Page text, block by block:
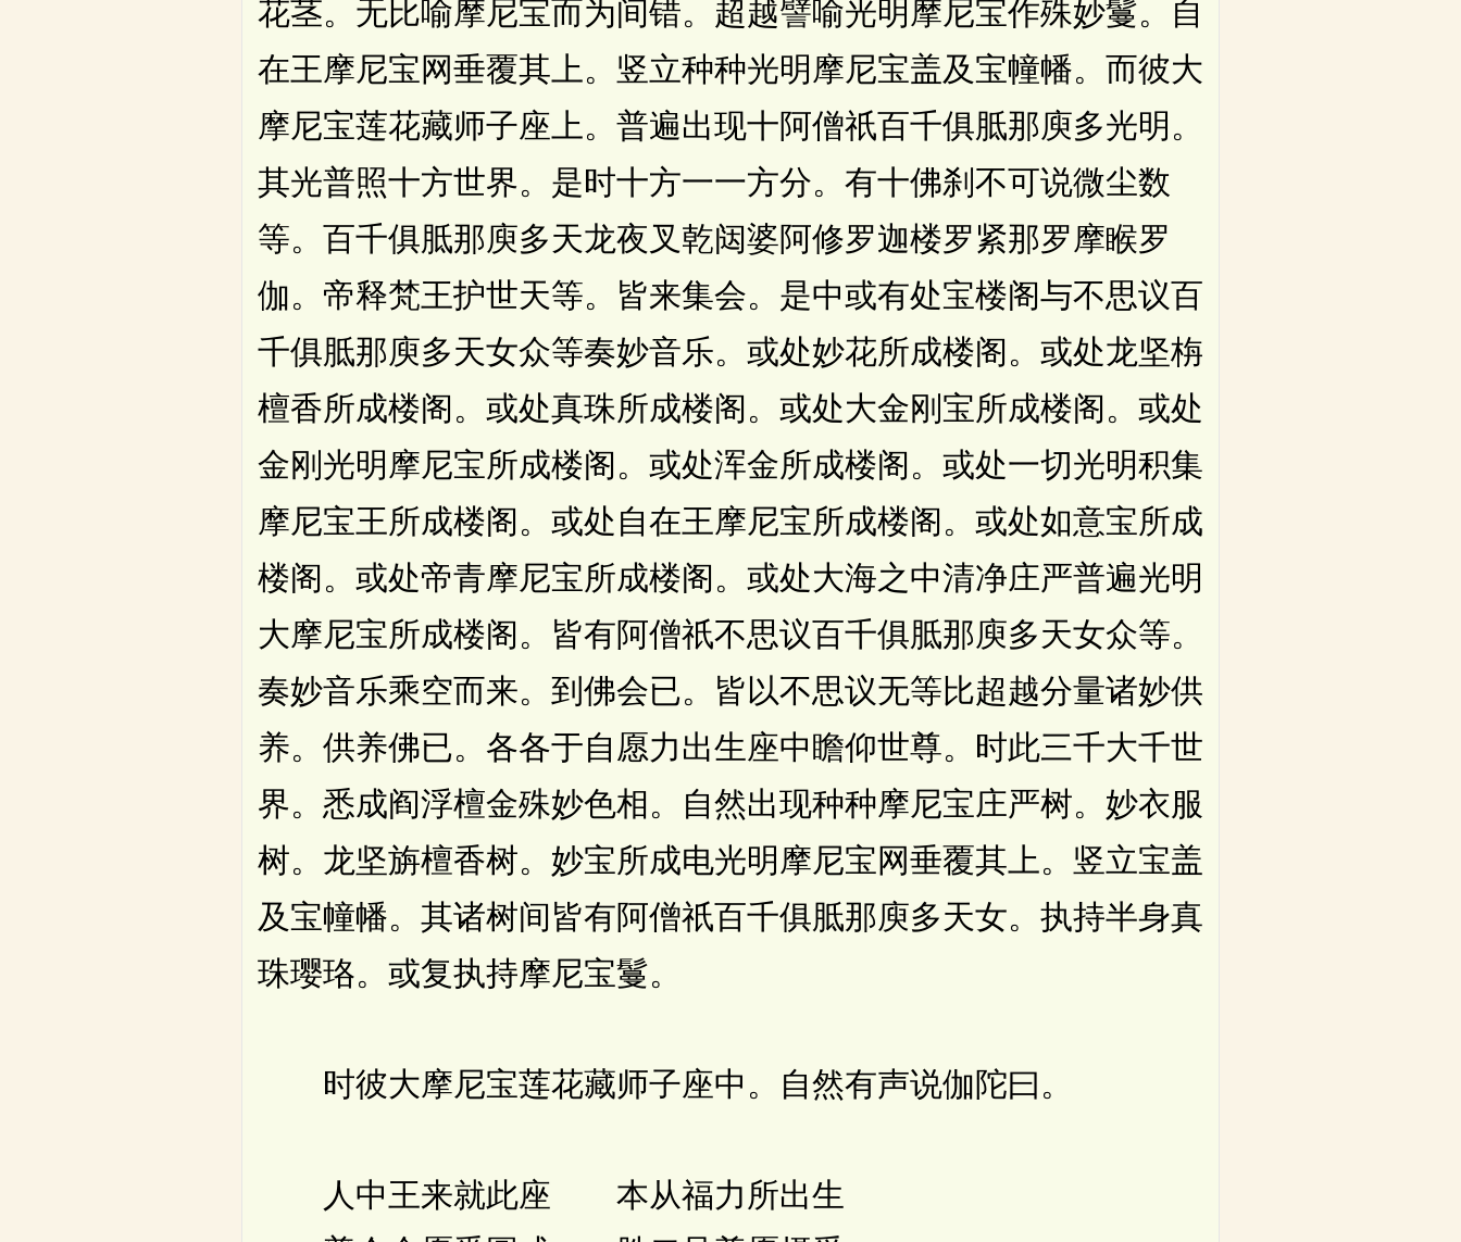
花茎。无比喻摩尼宝而为间错。超越譬喻光明摩尼宝作殊妙鬘。自
在王摩尼宝网垂覆其上。竖立种种光明摩尼宝盖及宝幢幡。而彼大
摩尼宝莲花藏师子座上。普遍出现十阿僧祇百千俱胝那庾多光明。
其光普照十方世界。是时十方一一方分。有十佛刹不可说微尘数
等。百千俱胝那庾多天龙夜叉乾闼婆阿修罗迦楼罗紧那罗摩睺罗
伽。帝释梵王护世天等。皆来集会。是中或有处宝楼阁与不思议百
千俱胝那庾多天女众等奏妙音乐。或处妙花所成楼阁。或处龙坚栴
檀香所成楼阁。或处真珠所成楼阁。或处大金刚宝所成楼阁。或处
金刚光明摩尼宝所成楼阁。或处浑金所成楼阁。或处一切光明积集
摩尼宝王所成楼阁。或处自在王摩尼宝所成楼阁。或处如意宝所成
楼阁。或处帝青摩尼宝所成楼阁。或处大海之中清净庄严普遍光明
大摩尼宝所成楼阁。皆有阿僧祇不思议百千俱胝那庾多天女众等。
奏妙音乐乘空而来。到佛会已。皆以不思议无等比超越分量诸妙供
养。供养佛已。各各于自愿力出生座中瞻仰世尊。时此三千大千世
界。悉成阎浮檀金殊妙色相。自然出现种种摩尼宝庄严树。妙衣服
树。龙坚旃檀香树。妙宝所成电光明摩尼宝网垂覆其上。竖立宝盖
及宝幢幡。其诸树间皆有阿僧祇百千俱胝那庾多天女。执持半身真
珠璎珞。或复执持摩尼宝鬘。
时彼大摩尼宝莲花藏师子座中。自然有声说伽陀曰。
人中王来就此座 本从福力所出生